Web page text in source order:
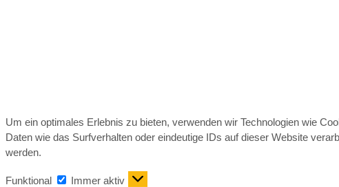
Um ein optimales Erlebnis zu bieten, verwenden wir Technologien wie
Daten wie das Surfverhalten oder eindeutige IDs auf dieser Website
werden.
Funktional
Immer aktiv